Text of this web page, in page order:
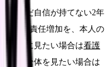
、まだ自信が持てない2年
減少と責任増加を、本人の
を先に見たい場合は看護
テゴリ全体を見たい場合は